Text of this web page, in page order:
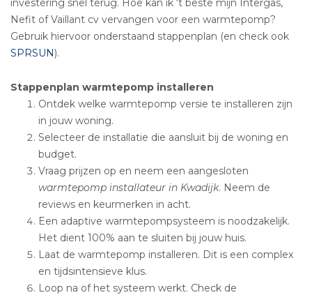
investering snel terug. Hoe kan ik ‘t beste mijn Intergas,
Nefit of Vaillant cv vervangen voor een warmtepomp?
Gebruik hiervoor onderstaand stappenplan (en check ook
SPRSUN).
Stappenplan warmtepomp installeren
Ontdek welke warmtepomp versie te installeren zijn
in jouw woning.
Selecteer de installatie die aansluit bij de woning en
budget.
Vraag prijzen op en neem een aangesloten
warmtepomp installateur in Kwadijk. Neem de
reviews en keurmerken in acht.
Een adaptive warmtepompsysteem is noodzakelijk.
Het dient 100% aan te sluiten bij jouw huis.
Laat de warmtepomp installeren. Dit is een complex
en tijdsintensieve klus.
Loop na of het systeem werkt. Check de